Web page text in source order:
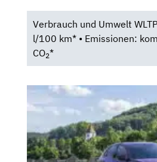
Verbrauch und Umwelt
l/100 km* • Emissionen:
CO2*